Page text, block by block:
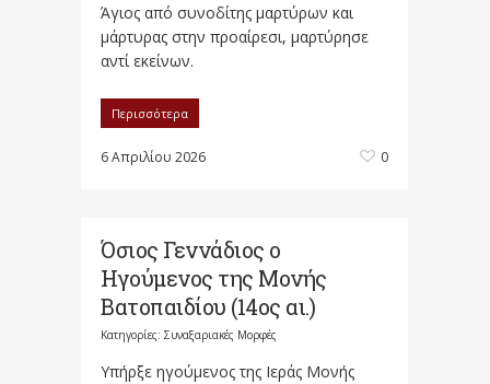
Άγιος από συνοδίτης μαρτύρων και
μάρτυρας στην προαίρεσι, μαρτύρησε
αντί εκείνων.
Περισσότερα
6 Απριλίου 2026 0
Όσιος Γεννάδιος ο
Ηγούμενος της Μονής
Βατοπαιδίου (14ος αι.)
Κατηγορίες: Συναξαριακές Μορφές
Υπήρξε ηγούμενος της Ιεράς Μονής